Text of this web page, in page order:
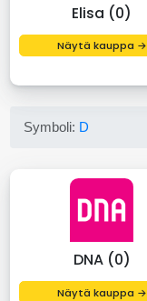
Elisa (0)
Näytä kauppa →
Symboli: D
DNA (0)
Näytä kauppa →